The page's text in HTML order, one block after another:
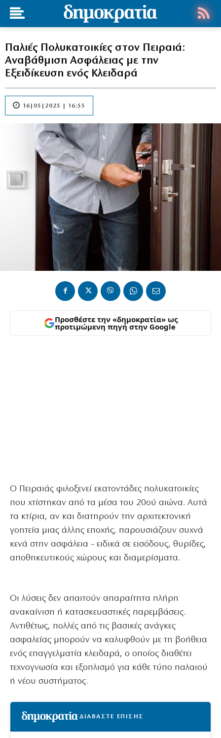
Παλιές Πολυκατοικίες στον Πειραιά:
Αναβάθμιση Ασφάλειας με την
Εξειδίκευση ενός Κλειδαρά
16|05|2025 | 16:55
Προσθέστε την «δημοκρατία» ως
προτιμώμενη πηγή στην Google
Ο Πειραιάς φιλοξενεί εκατοντάδες πολυκατοικίες
που χτίστηκαν από τα μέσα του 20ού αιώνα. Αυτά
τα κτίρια, αν και διατηρούν την αρχιτεκτονική
γοητεία μιας άλλης εποχής, παρουσιάζουν συχνά
κενά στην ασφάλεια – ειδικά σε εισόδους, θυρίδες,
αποθηκευτικούς χώρους και διαμερίσματα.
Οι λύσεις δεν απαιτούν απαραίτητα πλήρη
ανακαίνιση ή κατασκευαστικές παρεμβάσεις.
Αντιθέτως, πολλές από τις βασικές ανάγκες
ασφαλείας μπορούν να καλυφθούν με τη βοήθεια
ενός επαγγελματία κλειδαρά, ο οποίος διαθέτει
τεχνογνωσία και εξοπλισμό για κάθε τύπο παλαιού
ή νέου συστήματος.
ΔΙΑΒΑΣΤΕ ΕΠΙΣΗΣ